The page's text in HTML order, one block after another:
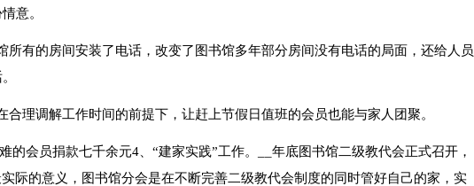
意。
所有的房间安装了电话，改变了图书馆多年部分房间没有电话的局面，还给人员
合理调解工作时间的前提下，让赶上节假日值班的会员也能与家人团聚。
的会员捐款七千余元4、“建家实践”工作。__年底图书馆二级教代会正式召开，
际的意义，图书馆分会是在不断完善二级教代会制度的同时管好自己的家，实